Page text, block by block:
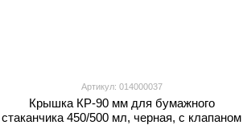
Артикул: 014000037
Крышка КР-90 мм для бумажного
стаканчика 450/500 мл, черная, с клапаном